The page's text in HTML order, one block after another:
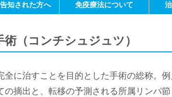
知された方へ 免疫療法について
術（コンチシュジュツ）
全に治すことを目的とした手術の総称。
の摘出と、転移の予測される所属リンパ節